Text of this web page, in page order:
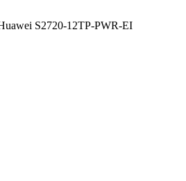
S2720-12TP-PWR-EI